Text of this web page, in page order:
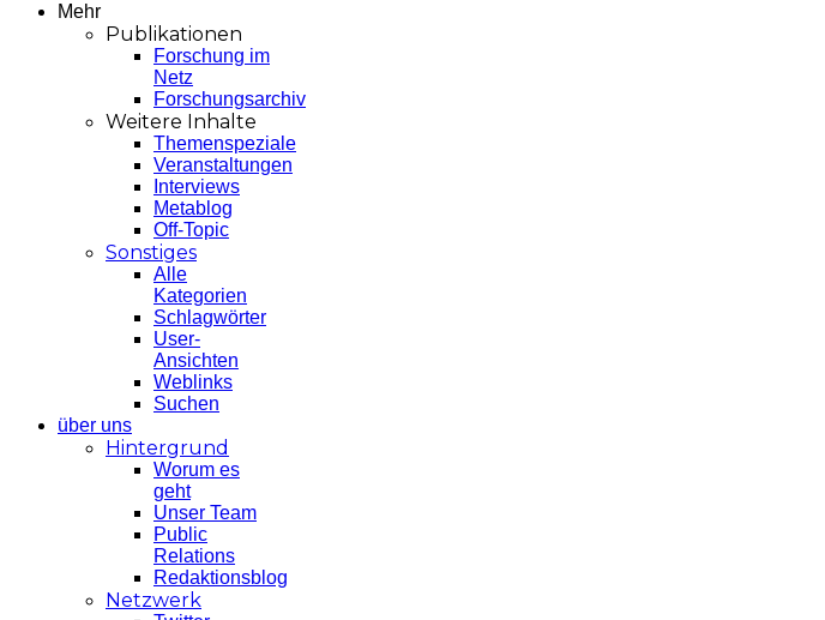
Mehr
Publikationen
Forschung im
Netz
Forschungsarchiv
Weitere Inhalte
Themenspeziale
Veranstaltungen
Interviews
Metablog
Off-Topic
Sonstiges
Alle
Kategorien
Schlagwörter
User-
Ansichten
Weblinks
Suchen
über uns
Hintergrund
Worum es
geht
Unser Team
Public
Relations
Redaktionsblog
Netzwerk